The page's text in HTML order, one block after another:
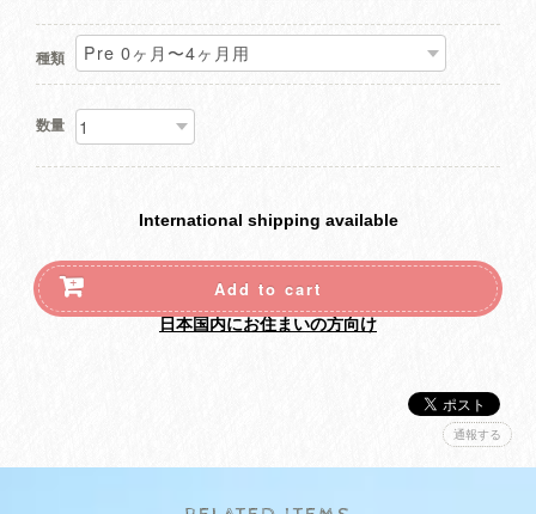
種類
数量
International shipping available
Add to cart
日本国内にお住まいの方向け
通報する